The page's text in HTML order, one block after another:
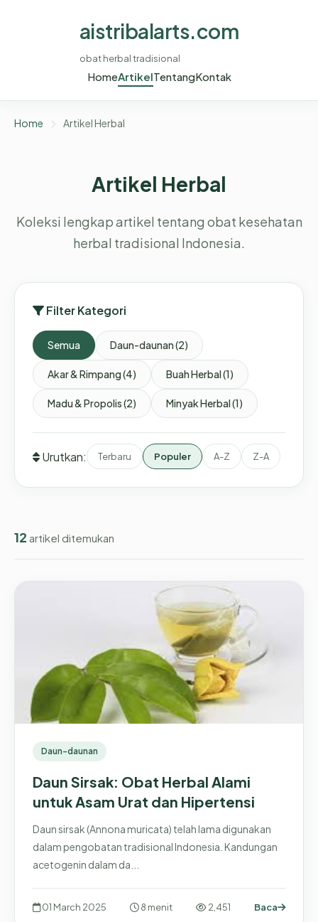
aistribalarts.com
obat herbal tradisional
HomeArtikelTentangKontak
Home Artikel Herbal
Artikel Herbal
Koleksi lengkap artikel tentang obat kesehatan
herbal tradisional Indonesia.
Filter Kategori
Semua Daun-daunan (2)
Akar & Rimpang (4) Buah Herbal (1)
Madu & Propolis (2) Minyak Herbal (1)
Urutkan: Terbaru Populer A-Z Z-A
12 artikel ditemukan
Daun-daunan
Daun Sirsak: Obat Herbal Alami
untuk Asam Urat dan Hipertensi
Daun sirsak (Annona muricata) telah lama digunakan
dalam pengobatan tradisional Indonesia. Kandungan
acetogenin dalam da...
01 March 2025 8 menit 2,451 Baca